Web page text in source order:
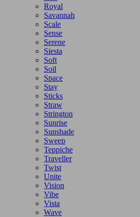
Royal
Savannah
Scale
Sense
Serene
Siesta
Soft
Soil
Space
Stay
Sticks
Straw
Strington
Sunrise
Sunshade
Sweep
Teppiche
Traveller
Twist
Unite
Vision
Vibe
Vista
Wave